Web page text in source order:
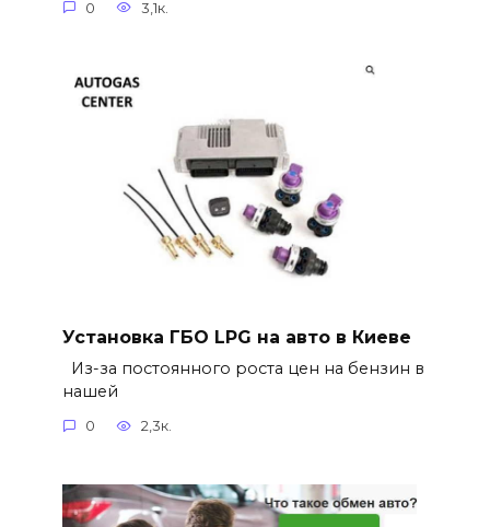
0 3,1к.
Установка ГБО LPG на авто в Киеве
Из-за постоянного роста цен на бензин в
нашей
0 2,3к.